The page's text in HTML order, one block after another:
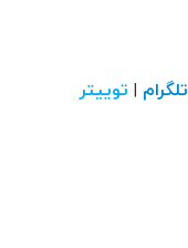
تلگرام | توییتر